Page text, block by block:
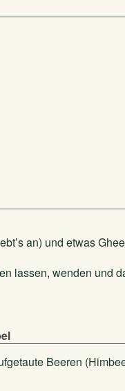
an) und etwas
lassen, wenden und
Beeren